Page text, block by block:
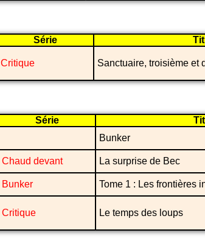
Série
Critique Sanctuaire, troisième et
Série
Bunker
Chaud devant La surprise de Bec
Bunker Tome 1 : Les frontières
Critique Le temps des loups